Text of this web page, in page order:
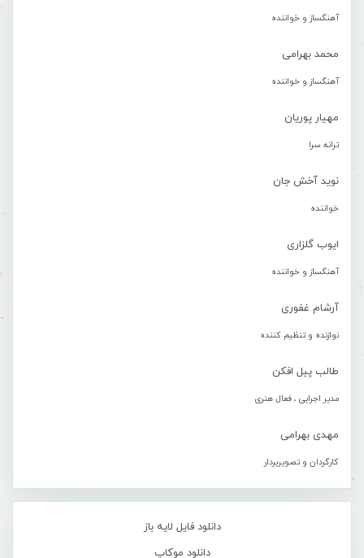
آهنگساز و خواننده
محمد بهرامی
آهنگساز و خواننده
مهیار پوریان
ترانه سرا
نوید آخش جان
خواننده
ایوب گلزاری
آهنگساز و خواننده
آرشام غفوری
نوازنده و تنظیم کننده
طالب پیل افکن
مدیر اجرایی ، فعال هنری
مهدی بهرامی
کارگردان و تصویربردار
دانلود فایل لایه باز
دانلود موکاپ